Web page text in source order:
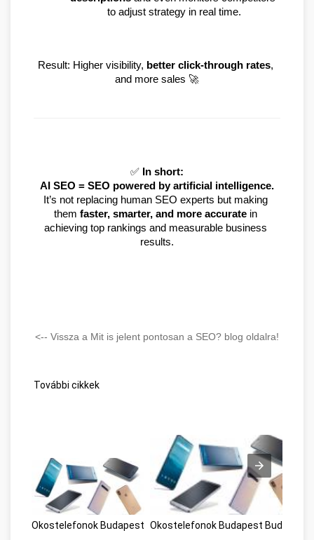
to adjust strategy in real time.
Result: Higher visibility, better click-through rates,
and more sales 🚀
✅ In short:
AI SEO = SEO powered by artificial intelligence.
It’s not replacing human SEO experts but making
them faster, smarter, and more accurate in
achieving top rankings and measurable business
results.
<-- Vissza a Mit is jelent pontosan a SEO? blog oldalra!
További cikkek
Okostelefonok Budapest Okostelefonok Budapest Budapest